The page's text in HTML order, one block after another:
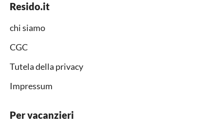
Resido.it
chi siamo
CGC
Tutela della privacy
Impressum
Per vacanzieri